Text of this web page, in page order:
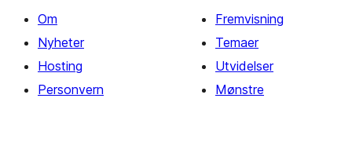
Om
Nyheter
Hosting
Personvern
Fremvisning
Temaer
Utvidelser
Mønstre